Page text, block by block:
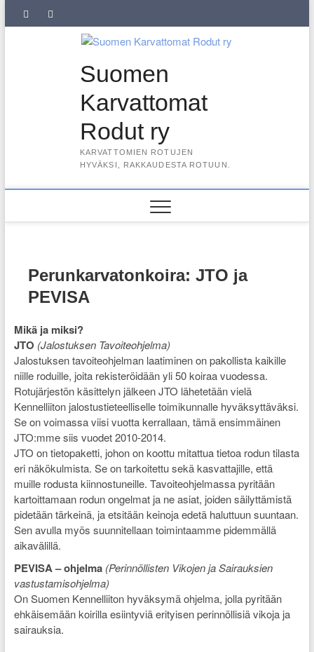
SuKaRo
Instagramisssa
kysytyt
meksikolaiset
perulaiset
jäsenrekisterin
Suomen
Karvattomat
Rodut ry
KARVATTOMIEN ROTUJEN
HYVÄKSI, RAKKAUDESTA ROTUUN.
Perunkarvatonkoira: JTO ja
PEVISA
Mikä ja miksi?
JTO (Jalostuksen Tavoiteohjelma)
Jalostuksen tavoiteohjelman laatiminen on pakollista kaikille
niille roduille, joita rekisteröidään yli 50 koiraa vuodessa.
Rotujärjestön käsittelyn jälkeen JTO lähetetään vielä
Kennelliiton jalostustieteelliselle toimikunnalle hyväksyttäväksi.
Se on voimassa viisi vuotta kerrallaan, tämä ensimmäinen
JTO:mme siis vuodet 2010-2014.
JTO on tietopaketti, johon on koottu mitattua tietoa rodun tilasta
eri näkökulmista. Se on tarkoitettu sekä kasvattajille, että
muille rodusta kiinnostuneille. Tavoiteohjelmassa pyritään
kartoittamaan rodun ongelmat ja ne asiat, joiden säilyttämistä
pidetään tärkeinä, ja etsitään keinoja edetä haluttuun suuntaan.
Sen avulla myös suunnitellaan toimintaamme pidemmällä
aikavälillä.
PEVISA – ohjelma (Perinnöllisten Vikojen ja Sairauksien
vastustamisohjelma)
On Suomen Kennelliiton hyväksymä ohjelma, jolla pyritään
ehkäisemään koirilla esiintyviä erityisen perinnöllisiä vikoja ja
sairauksia.